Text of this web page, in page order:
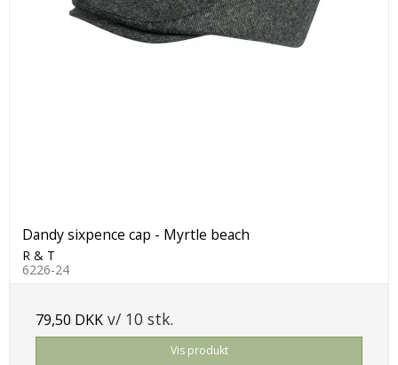
Dandy sixpence cap - Myrtle beach
R & T
6226-24
79,50 DKK v/ 10 stk.
Vis produkt